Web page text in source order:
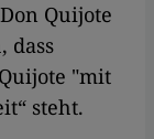
Quijote
dass
"mit
steht.